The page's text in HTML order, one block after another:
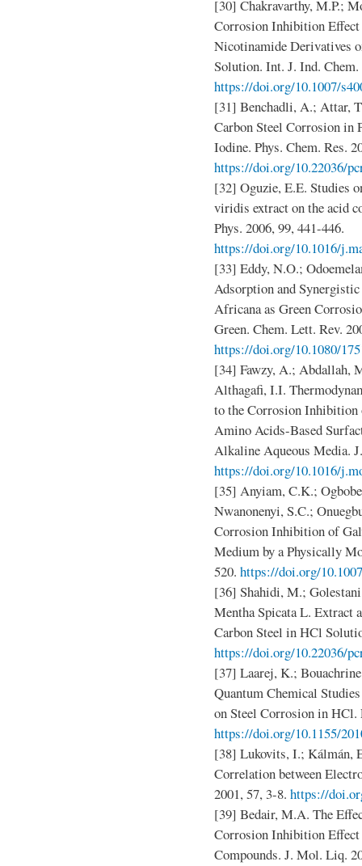
[30] Chakravarthy, M.P.;
Corrosion Inhibition
Nicotinamide Derivatives
Solution. Int. J. Ind. Chem.
https://doi.org/10.1007/
[31] Benchadli, A.; Attar,
Carbon Steel Corrosion in
Iodine. Phys. Chem. Res.
https://doi.org/10.22036/
[32] Oguzie, E.E. Studies
viridis extract on the acid
Phys. 2006, 99, 441-446.
https://doi.org/10.1016/
[33] Eddy, N.O.;
Adsorption and
Africana as Green
Green. Chem. Lett. Rev.
https://doi.org/10.1080/
[34] Fawzy, A.; Abdallah,
Althagafi, I.I.
to the Corrosion Inhibition
Amino Acids-Based
Alkaline Aqueous Media.
https://doi.org/10.1016/
[35] Anyiam, C.K.;
Nwanonenyi, S.C.;
Corrosion Inhibition of
Medium by a Physically
520. https://doi.org/
[36] Shahidi, M.;
Mentha Spicata L. Extract
Carbon Steel in HCl
https://doi.org/10.22036/
[37] Laarej, K.;
Quantum Chemical
on Steel Corrosion in HCl.
https://doi.org/10.1155/
[38] Lukovits, I.; Kálmán,
Correlation between
2001, 57, 3-8. https://
[39] Bedair, M.A. The
Corrosion Inhibition
Compounds. J. Mol. Liq.